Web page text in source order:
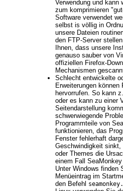
Verwendung und kann
zum komprimieren
Software verwendet
selbst is völlig in
unsere Dateien
den FTP-Server
Ihnen, dass unsere
genauso sauber von
offiziellen Firefox-
Mechanismen
Schlecht entwickelte
Erweiterungen
hervorrufen. So kann
oder es kann zu einer
Seitendarstellung
schwerwiegende
Programmteile von
funktionieren, das
Fenster fehlerhaft
Geschwindigkeit sinkt,
oder Themes die
einem Fall
Unter Windows finden
Menüeintrag im
den Befehl